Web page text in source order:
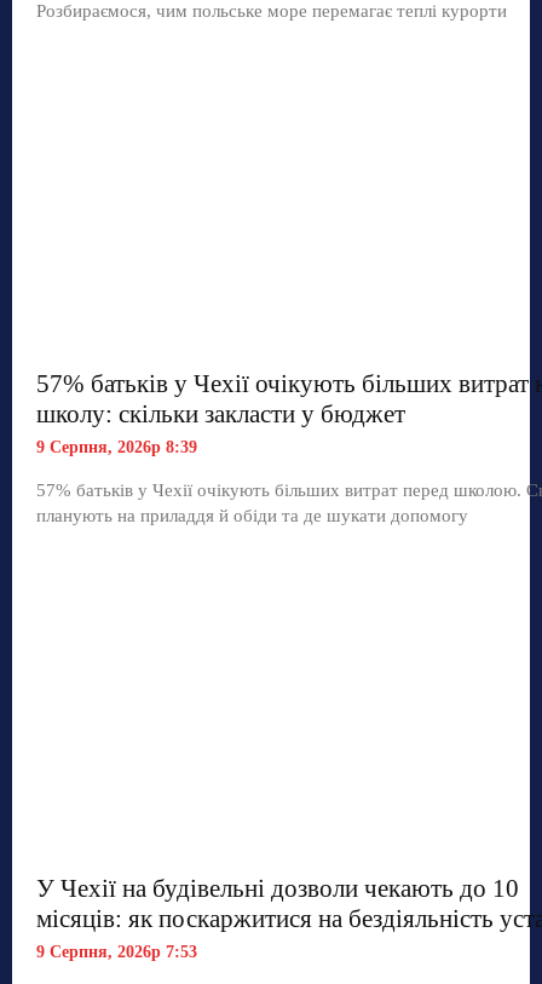
Розбираємося, чим польське море перемагає теплі курорти
57% батьків у Чехії очікують більших витрат
школу: скільки закласти у бюджет
9 Серпня, 2026р 8:39
57% батьків у Чехії очікують більших витрат перед школою.
планують на приладдя й обіди та де шукати допомогу
У Чехії на будівельні дозволи чекають до 10
місяців: як поскаржитися на бездіяльність
9 Серпня, 2026р 7:53